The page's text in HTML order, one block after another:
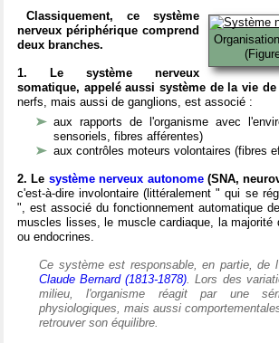
Classiquement, ce système
nerveux périphérique comprend
deux branches.
1. Le système nerveux
somatique, appelé aussi système de la vie
nerfs, mais aussi de ganglions, est associé :
aux rapports de l'organisme avec
sensoriels, fibres afférentes)
aux contrôles moteurs volontaires (fibres
2. Le système nerveux autonome(SNA,
c'est-à-dire involontaire (littéralement " qui se
", est associé du fonctionnement automatique
muscles lisses, le muscle cardiaque, la majorité
ou endocrines.
Ce système est responsable, en partie, de
Claude Bernard (1813-1878). Lors des
milieu, l'organisme réagit par une
physiologiques, mais aussi
retrouver son équilibre.